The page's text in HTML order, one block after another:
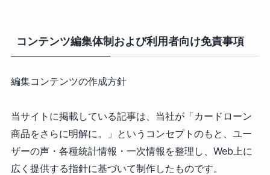
コンテンツ編集体制および利用者向け免責事項
編集コンテンツの作成方針
当サイトに掲載している記事は、当社が「カードローン
商品をさらに明解に。」というコンセプトのもと、ユー
ザーの声・各種統計情報・一次情報を整理し、Web上に
広く提供する指針に基づいて制作したものです。